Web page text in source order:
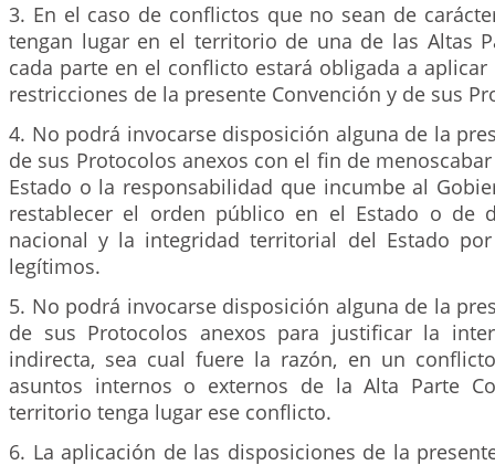
3. En el caso de conflictos que no sean de
tengan lugar en el territorio de una de las Altas
cada parte en el conflicto estará obligada a
restricciones de la presente Convención y de sus
4. No podrá invocarse disposición alguna de la
de sus Protocolos anexos con el fin de
Estado o la responsabilidad que incumbe al
restablecer el orden público en el Estado o de
nacional y la integridad territorial del Estado
legítimos.
5. No podrá invocarse disposición alguna de la
de sus Protocolos anexos para justificar la
indirecta, sea cual fuere la razón, en un
asuntos internos o externos de la Alta Parte
territorio tenga lugar ese conflicto.
6. La aplicación de las disposiciones de la